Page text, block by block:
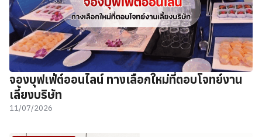
จองบุฟเฟ่ต์ออนไลน์ ทางเลือกใหม่ที่ตอบโจทย์งาน
เลี้ยงบริษัท
11/07/2026